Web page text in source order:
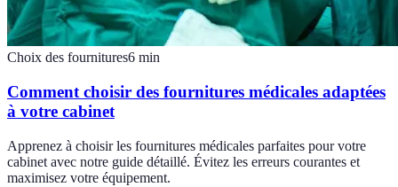
Choix des fournitures6 min
Comment choisir des fournitures médicales adaptées
à votre cabinet
Apprenez à choisir les fournitures médicales parfaites pour votre
cabinet avec notre guide détaillé. Évitez les erreurs courantes et
maximisez votre équipement.